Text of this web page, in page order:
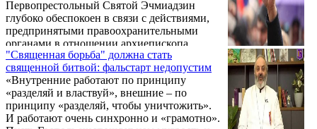
Первопрестольный Святой Эчмиадзин
глубоко обеспокоен в связи с действиями,
предпринятыми правоохранительными
органами в отношении архиепископа
Баграта Галстаняна и его сторонников, и
предъявленными им серьезными
обвинениями. Об этом говорится в
заявлении Высшего духовного совета,
принятом по итогам заседания,
проведенного в среду в Первопрестольном
"Священная борьба" должна стать
священной битвой: фальстарт недопустим
«Внутренние работают по принципу
«разделяй и властвуй», внешние – по
принципу «разделяй, чтобы уничтожить».
И работают очень синхронно и «грамотно».